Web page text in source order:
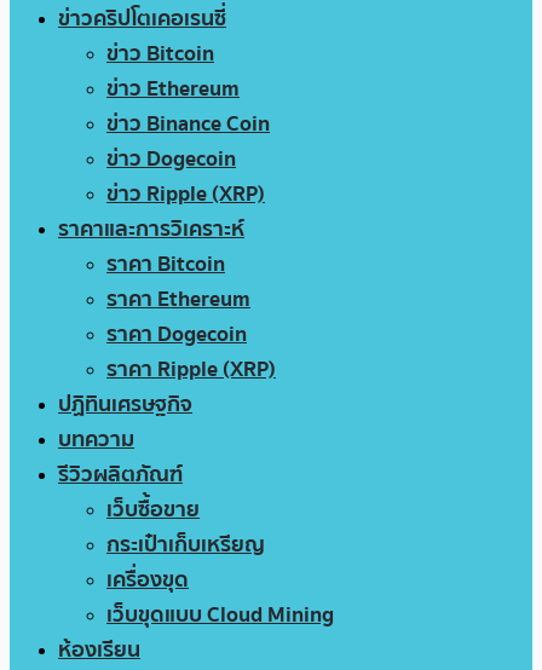
ข่าวคริปโตเคอเรนซี่
ข่าว Bitcoin
ข่าว Ethereum
ข่าว Binance Coin
ข่าว Dogecoin
ข่าว Ripple (XRP)
ราคาและการวิเคราะห์
ราคา Bitcoin
ราคา Ethereum
ราคา Dogecoin
ราคา Ripple (XRP)
ปฏิทินเศรษฐกิจ
บทความ
รีวิวผลิตภัณฑ์
เว็บซื้อขาย
กระเป๋าเก็บเหรียญ
เครื่องขุด
เว็บขุดแบบ Cloud Mining
ห้องเรียน